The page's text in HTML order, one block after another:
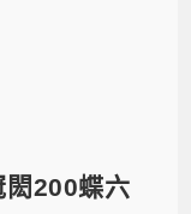
閎200蝶六